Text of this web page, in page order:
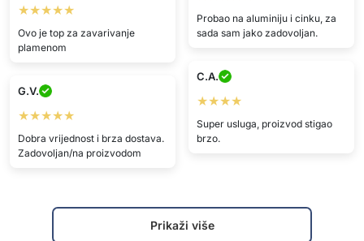
Probao na aluminiju i cinku, za
sada sam jako zadovoljan.
★★★★★
Ovo je top za zavarivanje
plamenom
C.A.
★★★★
Super usluga, proizvod stigao
brzo.
G.V.
★★★★★
Dobra vrijednost i brza dostava.
Zadovoljan/na proizvodom
Prikaži više